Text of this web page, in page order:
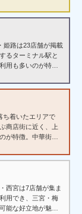
マンから観光客ま
姫路は23店舗が掲載
るターミナル駅と
用も多いのが特徴
サロンが充実して
ち着いたエリアで
商店街に近く、上
が特徴。中華街・
観光ついでに立ち
にも人気のエリア
西宮は7店舗が集ま
用でき、三宮・梅
能な好立地が魅